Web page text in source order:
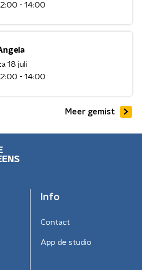
- 14:00
18 juli
- 14:00
Meer gemist
Info
Contact
App de studio